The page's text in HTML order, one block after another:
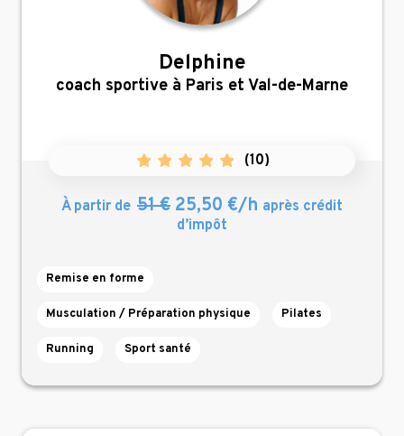
Delphine
,
coach sportive à Paris et Val-de-Marne
(10)
À partir de 51 € 25,50 €/h après crédit
d’impôt
Remise en forme
Musculation / Préparation physique Pilates
Running Sport santé